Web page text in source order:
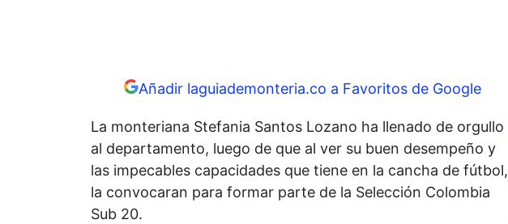
Añadir laguiademonteria.co a Favoritos de Google
La monteriana Stefania Santos Lozano ha llenado de orgullo
al departamento, luego de que al ver su buen desempeño y
las impecables capacidades que tiene en la cancha de fútbol,
la convocaran para formar parte de la Selección Colombia
Sub 20.